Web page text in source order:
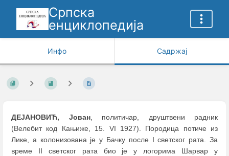
Српска
енциклопедија
Инфо Садржај
ДЕЈАНОВИЋ, Јован, политичар, друштвени радник
(Велебит код Кањиже, 15. VI 1927). Породица потиче из
Лике, а колонизована је у Бачку после I светског рата. За
време II светског рата био је у логорима Шарвар у